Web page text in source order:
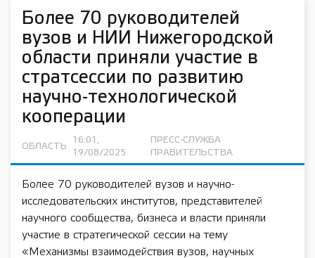
Более 70 руководителей
вузов и НИИ Нижегородской
области приняли участие в
стратсессии по развитию
научно-технологической
кооперации
ОБЛАСТЬ
16:01,
19/08/2025
ПРЕСС-СЛУЖБА
ПРАВИТЕЛЬСТВА
Более 70 руководителей вузов и научно-
исследовательских институтов, представителей
научного сообщества, бизнеса и власти приняли
участие в стратегической сессии на тему
«Механизмы взаимодействия вузов, научных